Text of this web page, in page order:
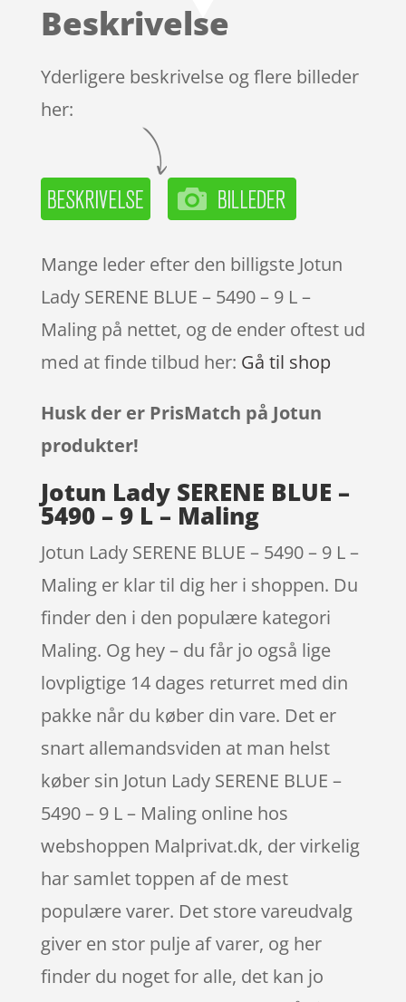
Beskrivelse
Yderligere beskrivelse og flere billeder
her:
Mange leder efter den billigste Jotun
Lady SERENE BLUE – 5490 – 9 L –
Maling på nettet, og de ender oftest ud
med at finde tilbud her: Gå til shop
Husk der er PrisMatch på Jotun
produkter!
Jotun Lady SERENE BLUE –
5490 – 9 L – Maling
Jotun Lady SERENE BLUE – 5490 – 9 L –
Maling er klar til dig her i shoppen. Du
finder den i den populære kategori
Maling. Og hey – du får jo også lige
lovpligtige 14 dages returret med din
pakke når du køber din vare. Det er
snart allemandsviden at man helst
køber sin Jotun Lady SERENE BLUE –
5490 – 9 L – Maling online hos
webshoppen Malprivat.dk, der virkelig
har samlet toppen af de mest
populære varer. Det store vareudvalg
giver en stor pulje af varer, og her
finder du noget for alle, det kan jo